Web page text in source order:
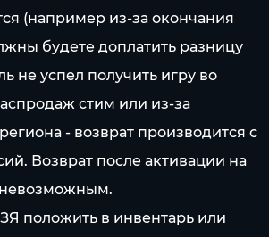
(например из-за окончания
будете доплатить разницу
не успел получить игру во
стим или из-за
- возврат производится с
Возврат после активации на
невозможным.
положить в инвентарь или